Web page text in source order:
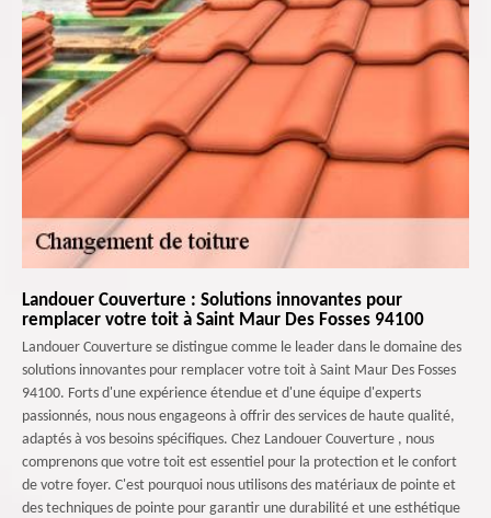
Landouer Couverture : Solutions innovantes pour
remplacer votre toit à Saint Maur Des Fosses 94100
Landouer Couverture se distingue comme le leader dans le domaine des
solutions innovantes pour remplacer votre toit à Saint Maur Des Fosses
94100. Forts d'une expérience étendue et d'une équipe d'experts
passionnés, nous nous engageons à offrir des services de haute qualité,
adaptés à vos besoins spécifiques. Chez Landouer Couverture , nous
comprenons que votre toit est essentiel pour la protection et le confort
de votre foyer. C'est pourquoi nous utilisons des matériaux de pointe et
des techniques de pointe pour garantir une durabilité et une esthétique